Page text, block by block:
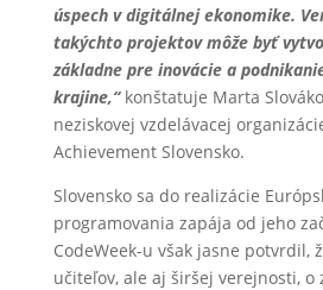
úspech v digitálnej ekonomike.
takýchto projektov môže byť
základne pre inovácie a
krajine,“ konštatuje Marta
neziskovej vzdelávacej
Achievement Slovensko.
Slovensko sa do realizácie
programovania zapája od jeho
CodeWeek-u však jasne potvrdil,
učiteľov, ale aj širšej verejnosti, o